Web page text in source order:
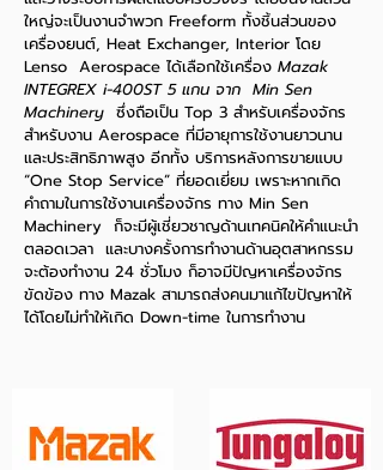
ใหญ่จะเป็นงานจำพวก Freeform ทั้งชิ้นส่วนของ
เครื่องยนต์, Heat Exchanger, Interior โดย
Lenso Aerospace ได้เลือกใช้เครื่อง Mazak
INTEGREX i-400ST 5 แกน จาก Min Sen
Machinery ซึ่งถือเป็น Top 3 สำหรับเครื่องจักร
สำหรับงาน Aerospace ที่มีอายุการใช้งานยาวนาน
และประสิทธิภาพสูง อีกทั้ง บริการหลังการขายแบบ
“One Stop Service” ที่ยอดเยี่ยม เพราะหากเกิด
คำถามในการใช้งานเครื่องจักร ทาง Min Sen
Machinery ก็จะมีผู้เชี่ยวชาญด้านเทคนิคให้คำแนะนำ
ตลอดเวลา และบางครั้งการทำงานด้านอุตสาหกรรม
จะต้องทำงาน 24 ชั่วโมง ก็อาจมีปัญหาเครื่องจักร
ขัดข้อง ทาง Mazak สามารถส่งคนมาแก้ไขปัญหาให้
ได้โดยไม่ทำให้เกิด Down-time ในการทำงาน